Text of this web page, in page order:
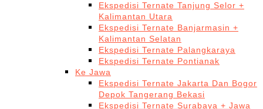
Ekspedisi Ternate Tanjung Selor +
Kalimantan Utara
Ekspedisi Ternate Banjarmasin +
Kalimantan Selatan
Ekspedisi Ternate Palangkaraya
Ekspedisi Ternate Pontianak
Ke Jawa
Ekspedisi Ternate Jakarta Dan Bogor
Depok Tangerang Bekasi
Ekspedisi Ternate Surabaya + Jawa